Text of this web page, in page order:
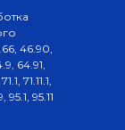
46.90,
64.91,
71.11.1,
95.1, 95.11